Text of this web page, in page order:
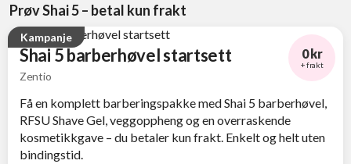
Prøv Shai 5 – betal kun frakt
Kampanje
Shai 5 barberhøvel startsett
Zentio
0 kr
+ frakt
Få en komplett barberingspakke med Shai 5 barberhøvel,
RFSU Shave Gel, veggoppheng og en overraskende
kosmetikkgave – du betaler kun frakt. Enkelt og helt uten
bindingstid.